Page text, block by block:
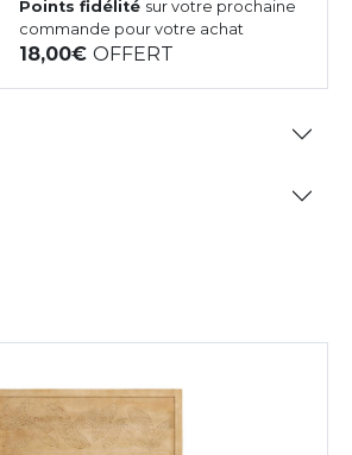
Points fidélité sur votre prochaine
commande pour votre achat
18,00OFFERT